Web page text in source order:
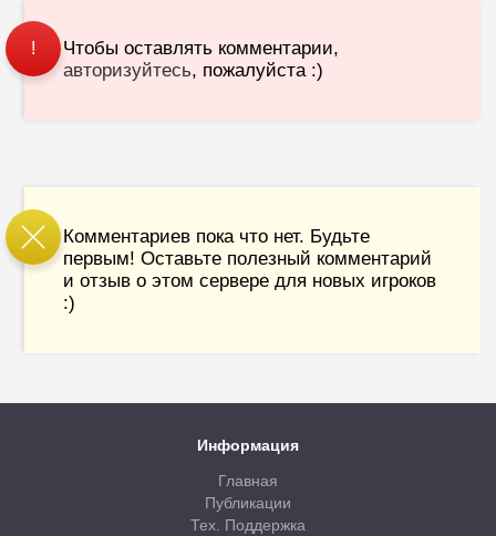
!
Чтобы оставлять комментарии,
авторизуйтесь, пожалуйста :)
Комментариев пока что нет. Будьте
первым! Оставьте полезный комментарий
и отзыв о этом сервере для новых игроков
:)
Информация
Главная
Публикации
Тех. Поддержка